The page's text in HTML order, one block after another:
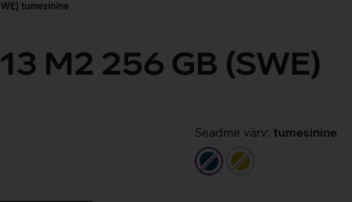
tumesinine
M2 256 GB (SWE)
Seadme värv: tumesinine
tumesinine
kuldne